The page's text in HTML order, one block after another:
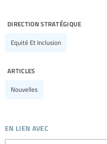
direction stratégique
Equité Et Inclusion
articles
Nouvelles
en lien avec